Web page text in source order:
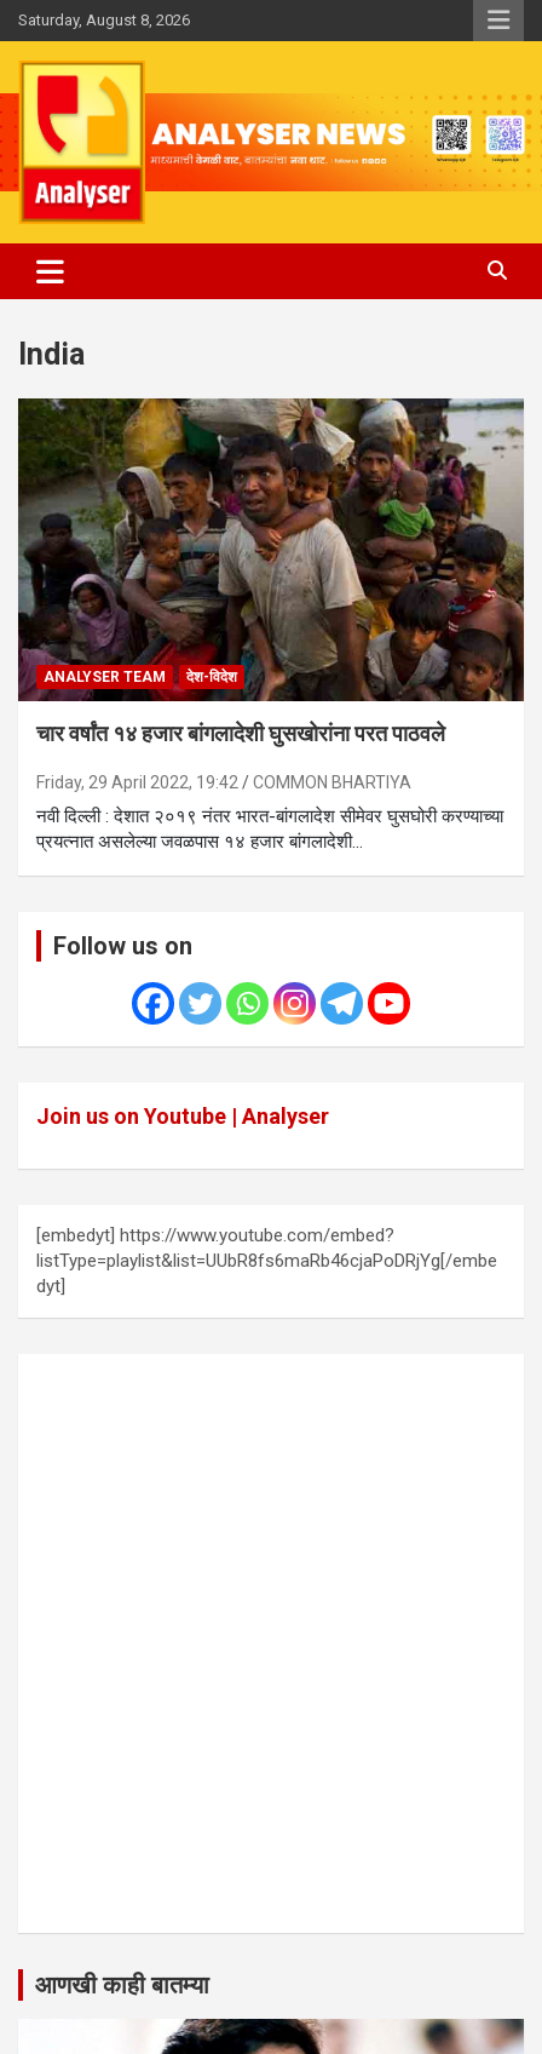
Skip
to
content
Saturday, August 8, 2026
Analyser
India
ANALYSER TEAM देश-विदेश
चार वर्षांत १४ हजार बांगलादेशी घुसखोरांना परत पाठवले
Friday, 29 April 2022, 19:42 COMMON BHARTIYA
नवी दिल्ली : देशात २०१९ नंतर भारत-बांगलादेश सीमेवर घुसघोरी करण्याच्या
प्रयत्नात असलेल्या जवळपास १४ हजार बांगलादेशी…
Follow us on
Join us on Youtube | Analyser
[embedyt] https://www.youtube.com/embed?
listType=playlist&list=UUbR8fs6maRb46cjaPoDRjYg[/embe
dyt]
आणखी काही बातम्या